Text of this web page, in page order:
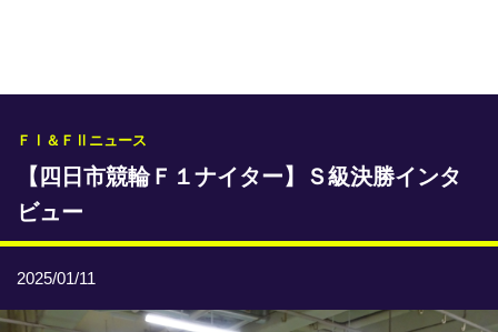
レース情報
本日のおすすめレース
トリマクリオリジナル予想
トリマクリコラム
ＦⅠ＆ＦⅡニュース
【四日市競輪Ｆ１ナイター】Ｓ級決勝インタ
ビュー
2025/01/11